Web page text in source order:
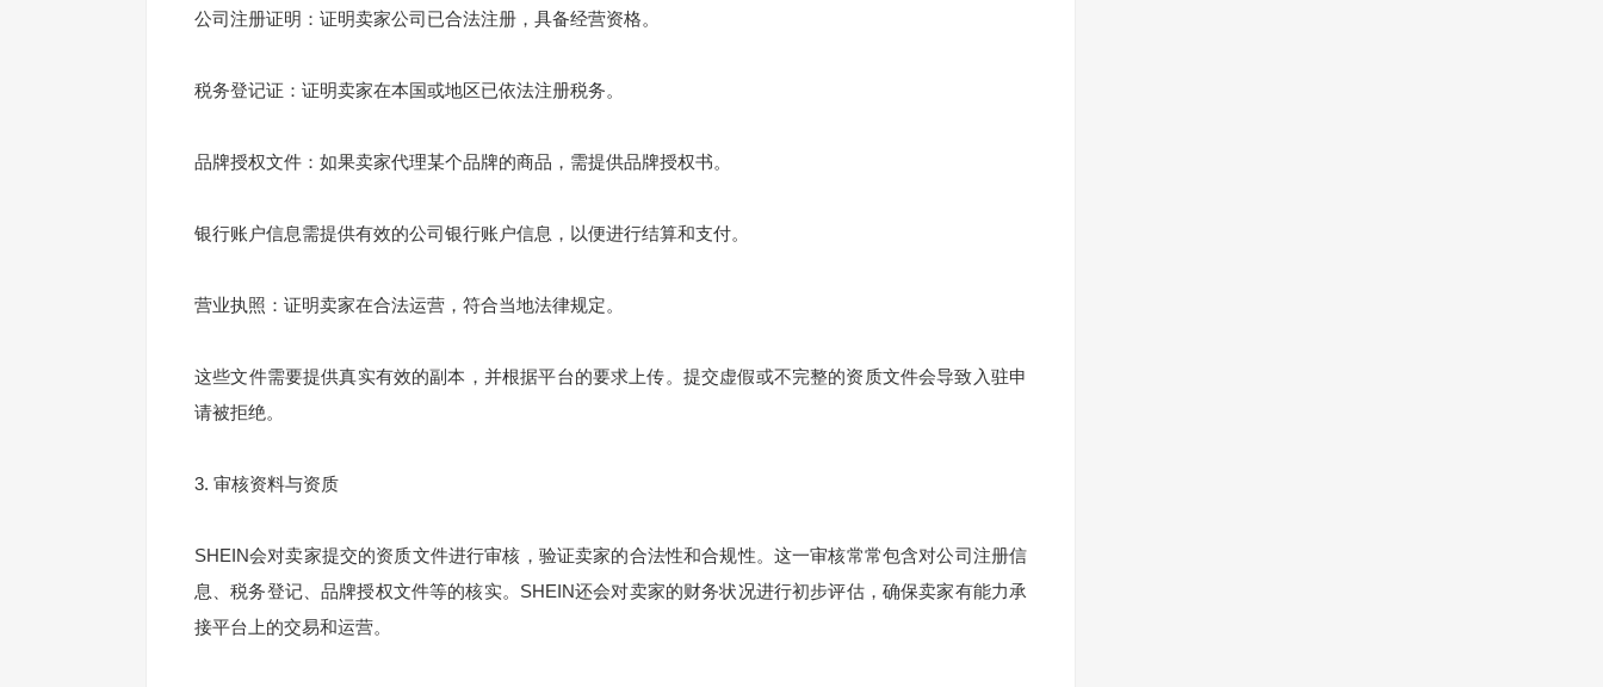
公司注册证明：证明卖家公司已合法注册，具备经营资格。
税务登记证：证明卖家在本国或地区已依法注册税务。
品牌授权文件：如果卖家代理某个品牌的商品，需提供品牌授权书。
银行账户信息需提供有效的公司银行账户信息，以便进行结算和支付。
营业执照：证明卖家在合法运营，符合当地法律规定。
这些文件需要提供真实有效的副本，并根据平台的要求上传。提交虚假或不完整的资质文件会导致入驻申
请被拒绝。
3. 审核资料与资质
SHEIN会对卖家提交的资质文件进行审核，验证卖家的合法性和合规性。这一审核常常包含对公司注册信
息、税务登记、品牌授权文件等的核实。SHEIN还会对卖家的财务状况进行初步评估，确保卖家有能力承
接平台上的交易和运营。